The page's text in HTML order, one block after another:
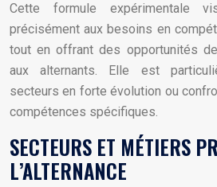
Cette formule expérimentale
précisément aux besoins en
tout en offrant des opportunités
aux alternants. Elle est
secteurs en forte évolution ou
compétences spécifiques.
SECTEURS ET MÉTIERS
L’ALTERNANCE